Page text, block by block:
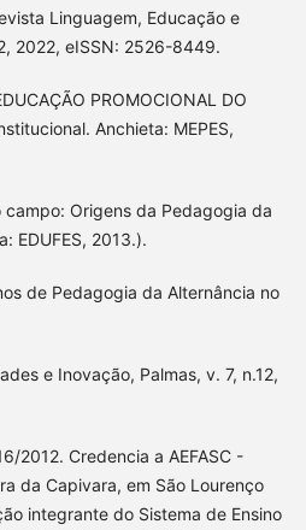
Linguagem, Educação e
2022, eISSN: 2526-8449.
PROMOCIONAL DO
Anchieta: MEPES,
campo: Origens da Pedagogia da
EDUFES, 2013.).
de Pedagogia da Alternância no
e Inovação, Palmas, v. 7, n.12,
2012. Credencia a AEFASC -
da Capivara, em São Lourenço
integrante do Sistema de Ensino